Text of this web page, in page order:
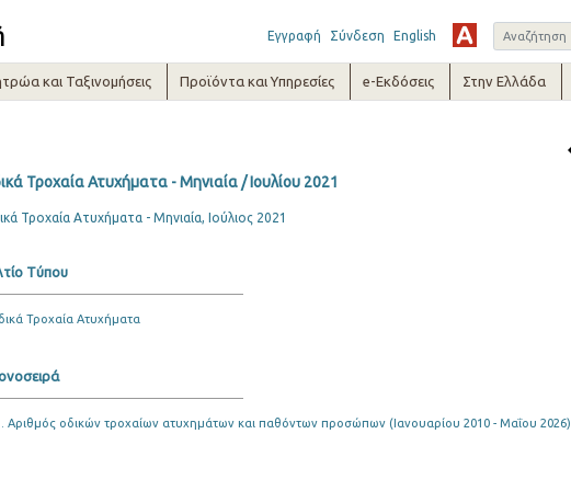
Εγγραφή Σύνδεση English
και Ταξινομήσεις Προϊόντα και Υπηρεσίες e-Εκδόσεις Στην Ελλάδα
Τροχαία Ατυχήματα - Μηνιαία / Ιουλίου 2021
Τροχαία Ατυχήματα - Μηνιαία, Ιούλιος 2021
Τύπου
Τροχαία Ατυχήματα
Αριθμός οδικών τροχαίων ατυχημάτων και παθόντων προσώπων (Ιανουαρίου 2010 - Μαΐου 2026)